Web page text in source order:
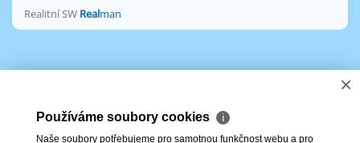
Realitní SW Realman
×
Používáme soubory cookies ℹ
Naše soubory potřebujeme pro samotnou funkčnost webu a pro